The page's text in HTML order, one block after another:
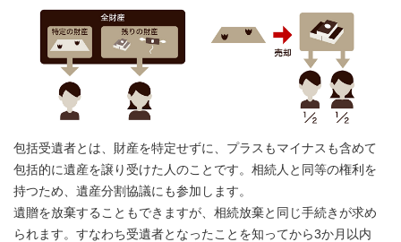
包括受遺者とは、財産を特定せずに、プラスもマイナスも含めて
包括的に遺産を譲り受けた人のことです。相続人と同等の権利を
持つため、遺産分割協議にも参加します。
遺贈を放棄することもできますが、相続放棄と同じ手続きが求め
られます。すなわち受遺者となったことを知ってから3か月以内